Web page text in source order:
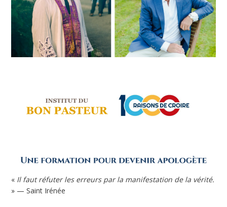
« Il faut réfuter les erreurs par la manifestation de la vérité.
» — Saint Irénée